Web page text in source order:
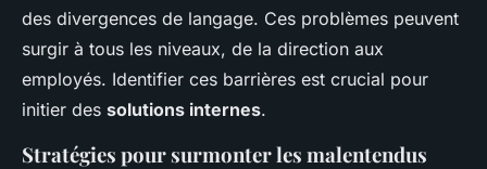
des divergences de langage. Ces problèmes peuvent
surgir à tous les niveaux, de la direction aux
employés. Identifier ces barrières est crucial pour
initier des solutions internes.
Stratégies pour surmonter les malentendus